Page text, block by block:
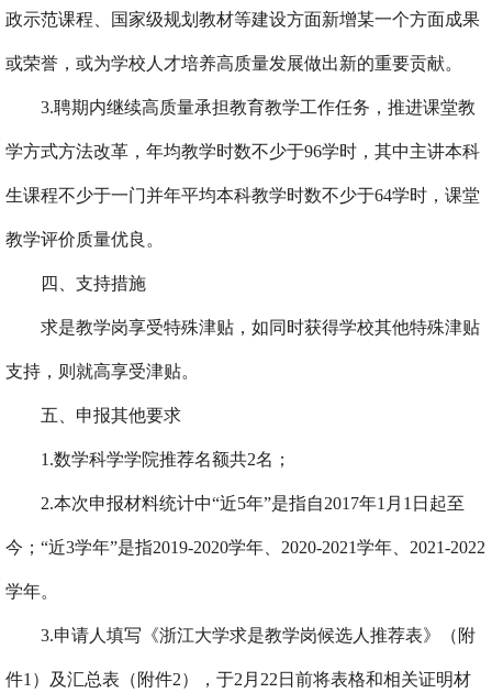
政示范课程、国家级规划教材等建设方面新增某一个方面成果
或荣誉，或为学校人才培养高质量发展做出新的重要贡献。
3.聘期内继续高质量承担教育教学工作任务 ， 推进课堂教
学方式方法改革， 年均教学时数不少于96学时，其中主讲本科
生课程不少于一门并年平均本科教学时数不少于64学时，课堂
教学评价质量优良。
四、支持措施
求是教学岗享受特殊津贴，如同时获得学校其他特殊津贴
支持，则就高享受津贴。
五、申报其他要求
1.数学科学学院推荐名额共2名 ；
2.本次申报材料统计中“近5年”是指自2017年1月1日起至
今；“近3学年”是指2019-2020学年、2020-2021学年、2021-2022
学年。
3.申请人填写《浙江大学求是教学岗候选人推荐表》（附
件1）及汇总表（附件2），于2月22日前将表格和相关证明材